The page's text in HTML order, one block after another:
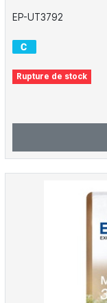
EP-UT3792
Rupture de stock